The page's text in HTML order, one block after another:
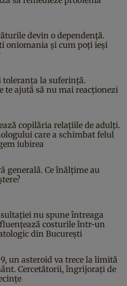
devin o dependență.
oniomania și cum poți ieși
toleranța la suferință.
te ajută să nu mai reacționezi
copilăria relațiile de adulți.
care a schimbat felul
iubirea
generală. Ce înălțime au
nu spune întreaga
costurile într-un
din București
un asteroid va trece la limită
Cercetătorii, îngrijorați de